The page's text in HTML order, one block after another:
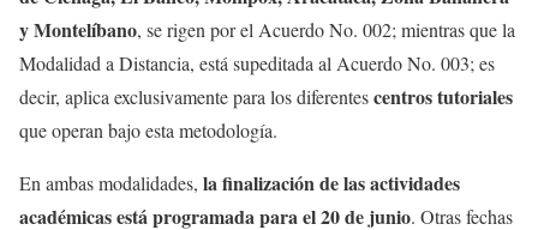
y Montelíbano, se rigen por el Acuerdo No. 002; mientras que la
Modalidad a Distancia, está supeditada al Acuerdo No. 003; es
decir, aplica exclusivamente para los diferentescentros tutoriales
que operan bajo esta metodología.
En ambas modalidades, la finalización de las actividades
académicas está programada para el 20 de junio. Otras fechas